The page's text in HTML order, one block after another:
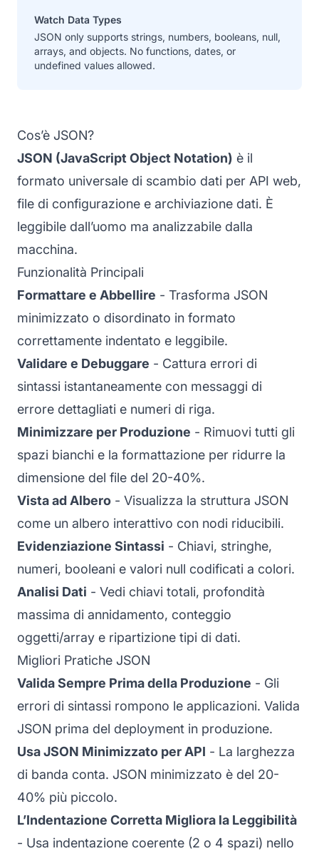
Watch Data Types
JSON only supports strings, numbers, booleans, null,
arrays, and objects. No functions, dates, or
undefined values allowed.
Cos’è JSON?
JSON (JavaScript Object Notation) è il
formato universale di scambio dati per API web,
file di configurazione e archiviazione dati. È
leggibile dall’uomo ma analizzabile dalla
macchina.
Funzionalità Principali
Formattare e Abbellire - Trasforma JSON
minimizzato o disordinato in formato
correttamente indentato e leggibile.
Validare e Debuggare - Cattura errori di
sintassi istantaneamente con messaggi di
errore dettagliati e numeri di riga.
Minimizzare per Produzione - Rimuovi tutti gli
spazi bianchi e la formattazione per ridurre la
dimensione del file del 20-40%.
Vista ad Albero - Visualizza la struttura JSON
come un albero interattivo con nodi riducibili.
Evidenziazione Sintassi - Chiavi, stringhe,
numeri, booleani e valori null codificati a colori.
Analisi Dati - Vedi chiavi totali, profondità
massima di annidamento, conteggio
oggetti/array e ripartizione tipi di dati.
Migliori Pratiche JSON
Valida Sempre Prima della Produzione - Gli
errori di sintassi rompono le applicazioni. Valida
JSON prima del deployment in produzione.
Usa JSON Minimizzato per API - La larghezza
di banda conta. JSON minimizzato è del 20-
40% più piccolo.
L’Indentazione Corretta Migliora la Leggibilità
- Usa indentazione coerente (2 o 4 spazi) nello